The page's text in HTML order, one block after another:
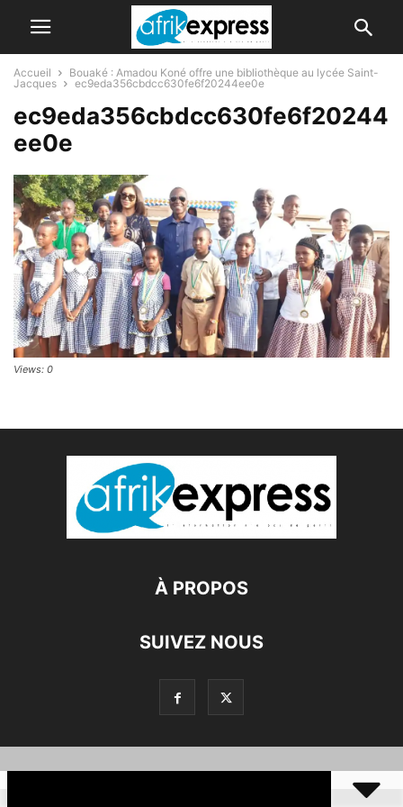
Accueil
Bouaké : Amadou Koné offre une bibliothèque au lycée Saint-
Jacques
ec9eda356cbdcc630fe6f20244ee0e
ec9eda356cbdcc630fe6f20244
ee0e
Views: 0
À PROPOS
SUIVEZ NOUS